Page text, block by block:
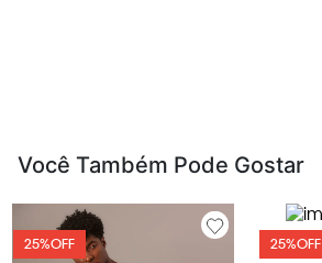
Você Também Pode Gostar
25%OFF 25%OFF